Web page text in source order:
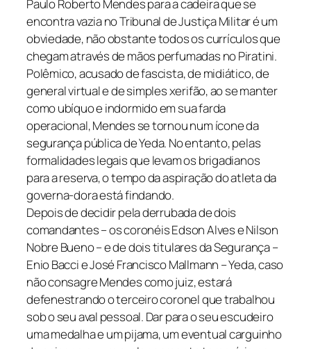
Paulo Roberto Mendes para a cadeira que se
encontra vazia no Tribunal de Justiça Militar é um
obviedade, não obstante todos os currículos que
chegam através de mãos perfumadas no Piratini.
Polêmico, acusado de fascista, de midiático, de
general virtual e de simples xerifão, ao se manter
como ubíquo e indormido em sua farda
operacional, Mendes se tornou num ícone da
segurança pública de Yeda. No entanto, pelas
formalidades legais que levam os brigadianos
para a reserva, o tempo da aspiração do atleta da
governa-dora está findando.
Depois de decidir pela derrubada de dois
comandantes – os coronéis Edson Alves e Nilson
Nobre Bueno – e de dois titulares da Segurança –
Enio Bacci e José Francisco Mallmann – Yeda, caso
não consagre Mendes como juiz, estará
defenestrando o terceiro coronel que trabalhou
sob o seu aval pessoal. Dar para o seu escudeiro
uma medalha e um pijama, um eventual carguinho